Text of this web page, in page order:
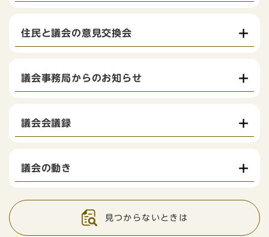
住民と議会の意見交換会
議会事務局からのお知らせ
議会会議録
議会の動き
見つからないときは